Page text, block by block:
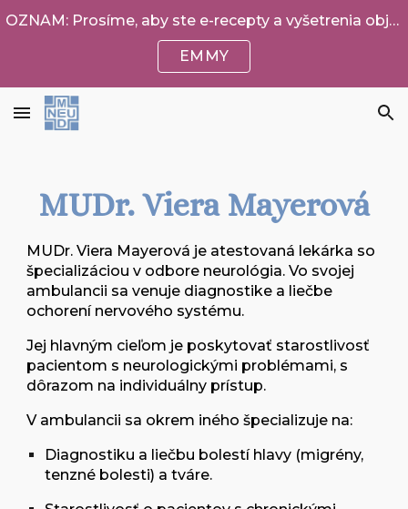
Skip to main content Skip to navigation
OZNAM: Prosíme, aby ste e-recepty a vyšetrenia objednávali cez EMMY. Tých, ktorí túto možnosť nemajú, objednávame v piatok 12:00-13:00 na 0911026277
EMMY
MUDr. Viera Mayerová
M UDr. Viera Mayerová je atestovaná lekárka so
špecializáciou v odbore neurológia. Vo svojej
ambulancii sa venuje diagnostike a liečbe
ochorení nervového systému.
Jej hlavným cieľom je poskytovať starostlivosť
pacientom s neurologickými problémami, s
dôrazom na individuálny prístup.
V ambulancii sa okrem iného špecializuje na:
Diagnostiku a liečbu bolestí hlavy (migrény,
tenzné bolesti) a tváre.